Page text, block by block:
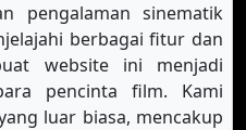
pengalaman sinematik
berbagai fitur dan
website ini menjadi
pencinta film. Kami
luar biasa, mencakup